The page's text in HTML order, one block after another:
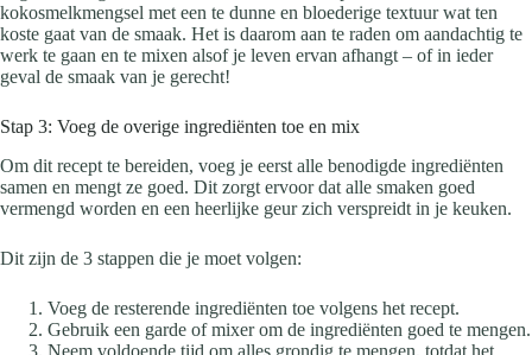
kokosmelkmengsel met een te dunne en bloederige textuur wat ten
koste gaat van de smaak. Het is daarom aan te raden om aandachtig te
werk te gaan en te mixen alsof je leven ervan afhangt – of in ieder
geval de smaak van je gerecht!
Stap 3: Voeg de overige ingrediënten toe en mix
Om dit recept te bereiden, voeg je eerst alle benodigde ingrediënten
samen en mengt ze goed. Dit zorgt ervoor dat alle smaken goed
vermengd worden en een heerlijke geur zich verspreidt in je keuken.
Dit zijn de 3 stappen die je moet volgen:
Voeg de resterende ingrediënten toe volgens het recept.
Gebruik een garde of mixer om de ingrediënten goed te mengen.
Neem voldoende tijd om alles grondig te mengen, totdat het